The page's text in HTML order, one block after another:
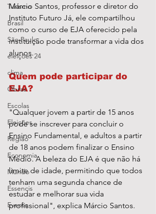
Turismo
Brasil
São Paulo
eleições 24
clima
Obras
Escolas
Eleições
Região
Economia
Mundo
Essencis
Evento
Márcio Santos, professor e diretor do
Instituto Futuro Já, ele compartilhou
como o curso de EJA oferecido pela
instituição pode transformar a vida dos
alunos.
Quem pode participar do
EJA?
"Qualquer jovem a partir de 15 anos
pode se inscrever para concluir o
Ensino Fundamental, e adultos a partir
de 18 anos podem finalizar o Ensino
Médio. A beleza do EJA é que não há
limite de idade, permitindo que todos
tenham uma segunda chance de
estudar e melhorar sua vida
profissional", explica Márcio Santos.